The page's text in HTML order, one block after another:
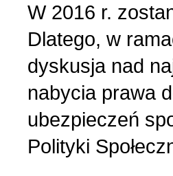
W 2016 r.
Dlatego, w
dyskusja nad
nabycia prawa
ubezpieczeń
Polityki